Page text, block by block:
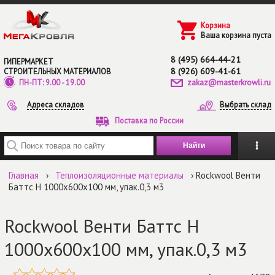
Перейти к основному содержанию
ГИПЕРМАРКЕТ
СТРОИТЕЛЬНЫХ МАТЕРИАЛОВ
ПН-ПТ: 9.00 - 19.00
8 (495) 664-44-21
8 (926) 609-41-61
zakaz@masterkrowli.ru
Адреса складов
Выбрать склад
Поставка по России
Корзина
Ваша корзина пуста
Введите ключевые слова для поиска
Главная › Теплоизоляционные материалы
› Rockwool Венти
Баттс Н 1000х600х100 мм, упак.0,3 м3
Rockwool Венти Баттс Н
1000х600х100 мм, упак.0,3 м3